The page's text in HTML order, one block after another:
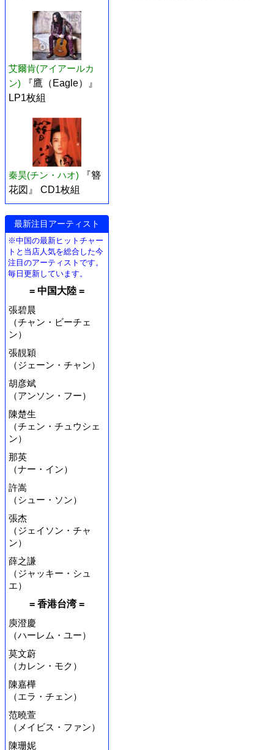
艾爾肯(アイアールカ
ン)
『鷹（Eagle）』
LP1枚組
秦昊(チン・ハオ)
『簪
花図』 CD1枚組
最新注目アーティスト
※中国の最新ヒットチャー
トと当店人気を総合した今
注目のアーティストです。
毎日更新しています。
= 中国大陸 =
張碧晨
（チャン・ビーチェ
ン）
張靚穎
（ジェーン・チャン）
胡彦斌
（アンソン・フー）
陳楚生
（チェン・チュウシェ
ン）
那英
（ナー・イン）
許嵩
（シュー・ソン）
張杰
（ジェイソン・チャ
ン）
薛之謙
（ジャッキー・シュ
エ）
= 香港台湾 =
庾澄慶
（ハーレム・ユー）
莫文蔚
（カレン・モク）
陳嘉樺
（エラ・チェン）
范曉萱
（メイビス・ファン）
陳珊妮